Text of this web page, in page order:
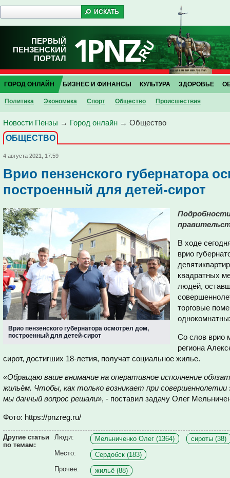
ПЕРВЫЙ
ПЕНЗЕНСКИЙ
ПОРТАЛ
ГОРОД ОНЛАЙН
Политика Экономика Спорт Общество Проиcшествия
БИЗНЕС И ФИНАНСЫ КУЛЬТУРА ЗДОРОВЬЕ
Новости Пензы → Город онлайн → Общество
ОБЩЕСТВО
4 августа 2021, 17:59
Врио пензенского губернатора
построенный для детей-сирот
Врио пензенского губернатора осмотрел дом,
построенный для детей-сирот
Подробности
В ходе
врио
квадратных
людей,
торговые
Со слов врио
региона
сирот, достигших 18-летия, получат социальное жилье.
«Обращаю ваше внимание на оперативное исполнение
жильём. Чтобы, как только возникает при совершеннолетии
мы данный вопрос решали», - поставил задачу Олег
Фото: https://pnzreg.ru/
Другие статьи
по темам:
Люди: Мельниченко Олег (1364)
сироты (38)
Место:
Сердобск (183)
Прочее:
жильё (88)